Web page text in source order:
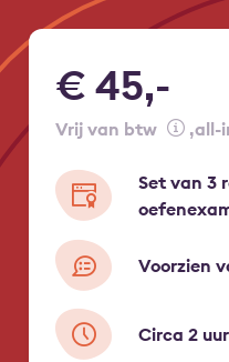
€ 45,-
vrij van btw all-
Set van 3
Voorzien
Circa 2